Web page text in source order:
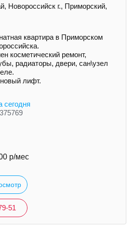
Новороссийск г., Приморский,
квартира в Приморском
косметический ремонт,
радиаторы, двери, сан\узел
лифт.
сегодня
р/мес
51